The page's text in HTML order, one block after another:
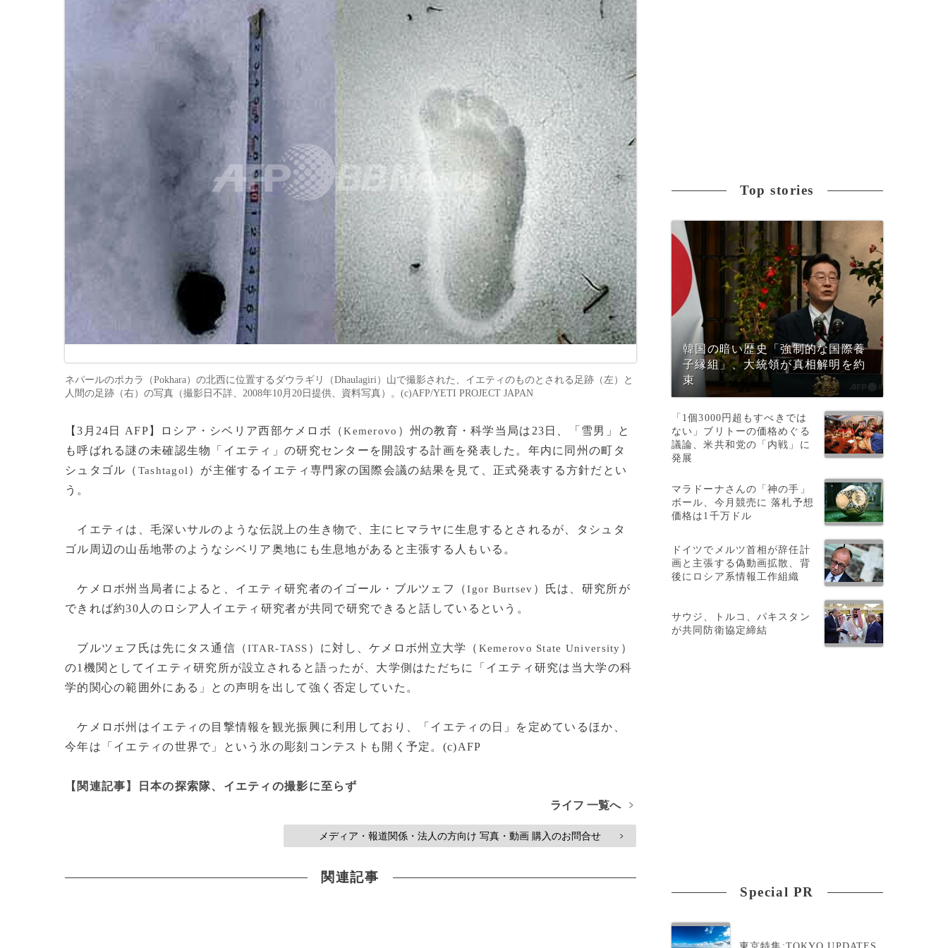
ネパールのポカラ（Pokhara）の北西に位置するダウラギリ（Dhaulagiri）山で撮影された、イエティのものとされる足跡（左）と
人間の足跡（右）の写真（撮影日不詳、2008年10月20日提供、資料写真）。(c)AFP/YETI PROJECT JAPAN
【3月24日 AFP】ロシア・シベリア西部ケメロボ（Kemerovo ）州の教育・科学当局は23日、「雪男」と
も呼ばれる謎の未確認生物「イエティ」の研究センターを開設する計画を発表した。年内に同州の町タ
シュタゴル（ Tashtagol ）が主催するイエティ専門家の国際会議の結果を見て、正式発表する方針だとい
う。
イエティは、毛深いサルのような伝説上の生き物で、主にヒマラヤに生息するとされるが、タシュタ
ゴル周辺の山岳地帯のようなシベリア奥地にも生息地があると主張する人もいる。
ケメロボ州当局者によると、イエティ研究者のイゴール・ブルツェフ（Igor Burtsev ）氏は、研究所が
できれば約30人のロシア人イエティ研究者が共同で研究できると話しているという。
ブルツェフ氏は先にタス通信（ITAR-TASS ）に対し、ケメロボ州立大学（ Kemerovo State University ）
の1機関としてイエティ研究所が設立されると語ったが、大学側はただちに「イエティ研究は当大学の科
学的関心の範囲外にある」との声明を出して強く否定していた。
ケメロボ州はイエティの目撃情報を観光振興に利用しており、「イエティの日」を定めているほか、
今年は「イエティの世界で」という氷の彫刻コンテストも開く予定。(c)AFP
【関連記事】日本の探索隊、イエティの撮影に至らず
ライフ 一覧へ
>
メディア・報道関係・法人の方向け 写真・動画 購入のお問合せ >
関連記事
Top stories
韓国の暗い歴史「強制的な国際養
子縁組」、大統領が真相解明を約
束
「1個3000円超もすべきでは
ない」ブリトーの価格めぐる
議論、米共和党の「内戦」に
発展
マラドーナさんの「神の手」
ボール、今月競売に 落札予想
価格は1千万ドル
ドイツでメルツ首相が辞任計
画と主張する偽動画拡散、背
後にロシア系情報工作組織
サウジ、トルコ、パキスタン
が共同防衛協定締結
Special PR
東京特集:TOKYO UPDATES